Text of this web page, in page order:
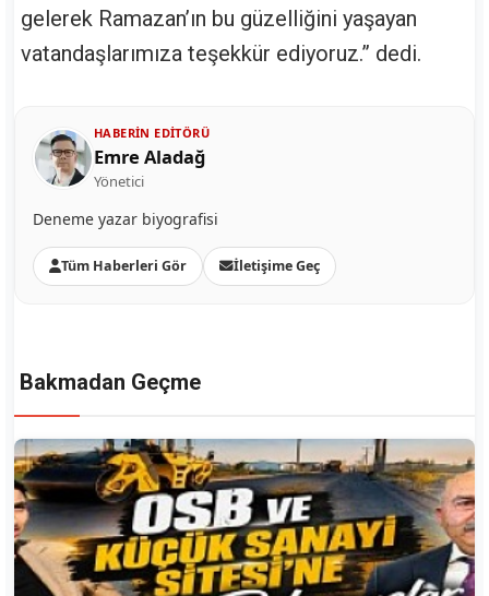
gelerek Ramazan’ın bu güzelliğini yaşayan
vatandaşlarımıza teşekkür ediyoruz.” dedi.
HABERIN EDITÖRÜ
Emre Aladağ
Yönetici
Deneme yazar biyografisi
Tüm Haberleri Gör İletişime Geç
Bakmadan Geçme